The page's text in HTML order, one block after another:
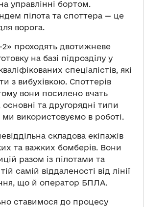
управлінні бортом.
пілота та споттера — це
ворога.
2» проходять двотижневе
на базі підрозділу у
спеціалістів, які
з вибухівкою. Споттерів
вони посилено вчать
основні та другорядні типи
ми використовуємо в роботі.
складова екіпажів
та важких бомберів. Вони
разом із пілотами та
самій віддаленості від лінії
що й оператор БПЛА.
ставимося до процесу